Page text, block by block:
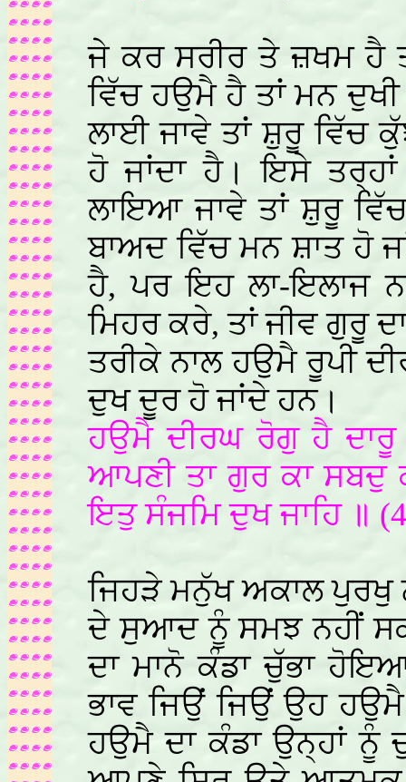
ਜੇ ਕਰ ਸਰੀਰ ਤੇ ਜ਼ਖਮ ਹੈ
ਵਿੱਚ ਹਉਮੈ ਹੈ ਤਾਂ ਮਨ
ਲਾਈ ਜਾਵੇ ਤਾਂ ਸ਼ੁਰੂ ਵਿੱਚ
ਹੋ ਜਾਂਦਾ ਹੈ। ਇਸੇ
ਲਾਇਆ ਜਾਵੇ ਤਾਂ ਸ਼ੁਰੂ
ਬਾਅਦ ਵਿੱਚ ਮਨ ਸ਼ਾਤ ਹੋ
ਹੈ, ਪਰ ਇਹ ਲਾ-ਇਲਾਜ
ਮਿਹਰ ਕਰੇ, ਤਾਂ ਜੀਵ ਗੁਰੂ
ਤਰੀਕੇ ਨਾਲ ਹਉਮੈ ਰੂਪੀ
ਦੁਖ ਦੂਰ ਹੋ ਜਾਂਦੇ ਹਨ।
ਹਉਮੈ ਦੀਰਘ ਰੋਗੁ ਹੈ ਦਾਰੂ
ਆਪਣੀ ਤਾ ਗੁਰ ਕਾ ਸਬਦੁ
ਇਤੁ ਸੰਜਮਿ ਦੁਖ ਜਾਹਿ ॥
ਜਿਹੜੇ ਮਨੁੱਖ ਅਕਾਲ ਪੁਰਖੁ
ਦੇ ਸੁਆਦ ਨੂੰ ਸਮਝ ਨਹੀਂ
ਦਾ ਮਾਨੋ ਕੰਡਾ ਚੁੱਭਾ
ਭਾਵ ਜਿਉਂ ਜਿਉਂ ਉਹ
ਹਉਮੈ ਦਾ ਕੰਡਾ ਉਨ੍ਹਾਂ ਨੂੰ